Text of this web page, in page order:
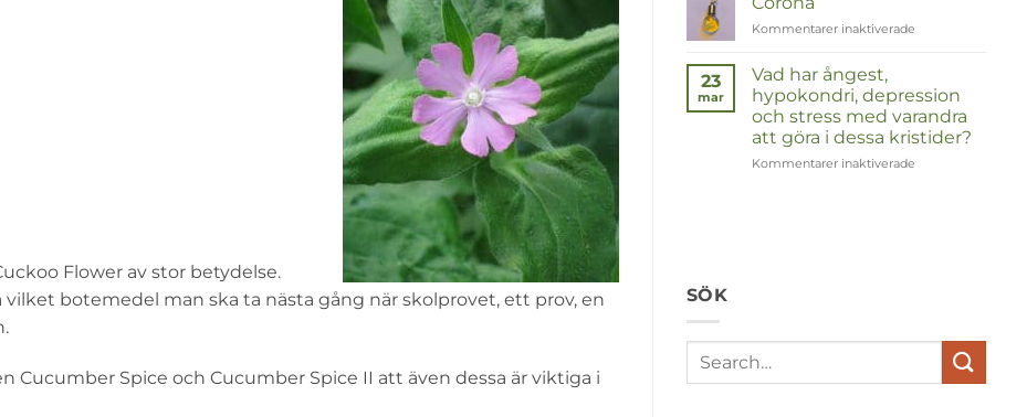
Flower av stor betydelse.
botemedel man ska ta nästa gång när skolprovet, ett prov, en
Spice och Cucumber Spice II att även dessa är viktiga i
Kommentarer inaktiverade
23
mar
Vad har ångest,
hypokondri, depression
och stress med varandra
att göra i dessa kristider?
Kommentarer inaktiverade
maken
in
SÖK